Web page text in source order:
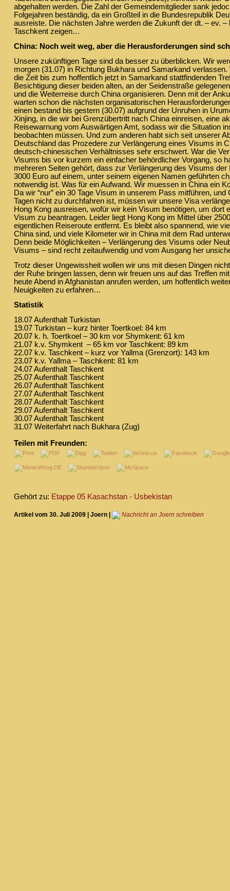
abgehalten werden. Die Zahl der Gemeindemitglieder sank
Folgejahren beständig, da ein Großteil in die Bundesrepublik
ausreiste. Die nächsten Jahre werden die Zukunft der dt. – ev. –
Taschkent zeigen…
China: Noch weit weg, aber die Herausforderungen sind
Unsere zukünftigen Tage sind da besser zu überblicken. Wir
morgen (31.07) in Richtung Bukhara und Samarkand verlassen.
die Zeit bis zum hoffentlich jetzt in Samarkand stattfindenden
Besichtigung dieser beiden alten, an der Seidenstraße
und die Weiterreise durch China organisieren. Denn mit der
warten schon die nächsten organisatorischen
einen bestand bis gestern (30.07) aufgrund der Unruhen in
Xinjing, in die wir bei Grenzübertritt nach China einreisen, eine
Reisewarnung vom Auswärtigen Amt, sodass wir die Situation
beobachten müssen. Und zum anderen habt sich seit unserer
Deutschland das Prozedere zur Verlängerung eines Visums in
deutsch-chinesischen Verhältnisses sehr erschwert. War die
Visums bis vor kurzem ein einfacher behördlicher Vorgang, so
mehreren Seiten gehört, dass zur Verlängerung des Visums
3000 Euro auf einem, unter seinem eigenen Namen geführten
notwendig ist. Was für ein Aufwand. Wir muessen in China ein
Da wir “nur” ein 30 Tage Visum in unserem Pass mitführen, und
Tagen nicht zu durchfahren ist, müssen wir unsere Visa
Hong Kong ausreisen, wofür wir kein Visum benötigen, um dort
Visum zu beantragen. Leider liegt Hong Kong im Mittel über
eigentlichen Reiseroute entfernt. Es bleibt also spannend, wie
China sind, und viele Kilometer wir in China mit dem Rad
Denn beide Möglichkeiten – Verlängerung des Visums oder
Visums – sind recht zeitaufwendig und vom Ausgang her
Trotz dieser Ungewissheit wollen wir uns mit diesen Dingen
der Ruhe bringen lassen, denn wir freuen uns auf das Treffen
heute Abend in Afghanistan anrufen werden, um hoffentlich
Neuigkeiten zu erfahren…
Statistik
18.07 Aufenthalt Turkistan
19.07 Turkistan – kurz hinter Toertkoel: 84 km
20.07 k. h. Toertkoel – 30 km vor Shymkent: 61 km
21.07 k.v. Shymkent – 65 km vor Taschkent: 89 km
22.07 k.v. Taschkent – kurz vor Yallma (Grenzort): 143 km
23.07 k.v. Yallma – Taschkent: 81 km
24.07 Aufenthalt Taschkent
25.07 Aufenthalt Taschkent
26.07 Aufenthalt Taschkent
27.07 Aufenthalt Taschkent
28.07 Aufenthalt Taschkent
29.07 Aufenthalt Taschkent
30.07 Aufenthalt Taschkent
31.07 Weiterfahrt nach Bukhara (Zug)
Teilen mit Freunden:
Gehört zu: Etappe 05 Kasachstan - Usbekistan
Artikel vom 30. Juli 2009 | Joern | Nachricht an Joern schreiben